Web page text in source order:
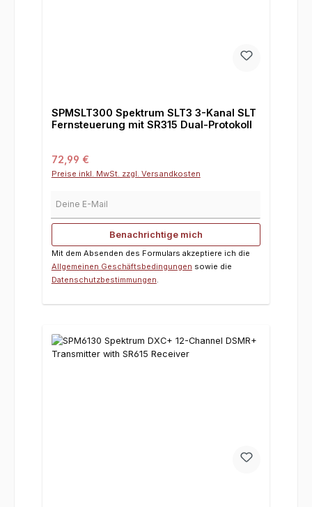
SPMSLT300 Spektrum SLT3 3-Kanal SLT
Fernsteuerung mit SR315 Dual-Protokoll
Regulärer Preis:
72,99 €
Preise inkl. MwSt. zzgl. Versandkosten
Benachrichtige mich
Mit dem Absenden des Formulars akzeptiere ich die
Allgemeinen Geschäftsbedingungen sowie die
Datenschutzbestimmungen.